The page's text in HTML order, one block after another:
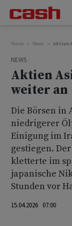
Home News Aktien
NEWS
Aktien
weiter an
Die Börsen in
niedrigerer
Einigung im
gestiegen.
kletterte im
japanische
Stunden vor
15.04.2026 07:00